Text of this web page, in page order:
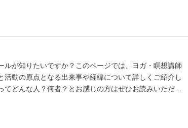
ルが知りたいですか？このページでは、ヨガ・瞑想講師
活動の原点となる出来事や経緯について詳しくご紹介し
てどんな人？何者？とお感じの方はぜひお読みいただけ